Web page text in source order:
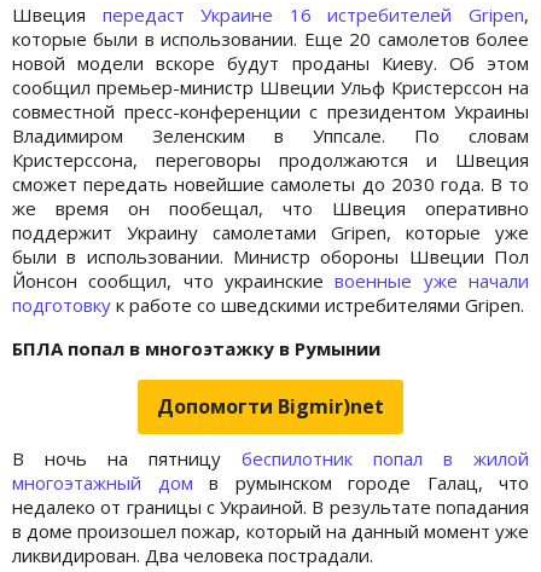
Швеция передаст Украине 16 истребителей Gripen,
которые были в использовании. Еще 20 самолетов более
новой модели вскоре будут проданы Киеву. Об этом
сообщил премьер-министр Швеции Ульф Кристерссон на
совместной пресс-конференции с президентом Украины
Владимиром Зеленским в Уппсале. По словам
Кристерссона, переговоры продолжаются и Швеция
сможет передать новейшие самолеты до 2030 года. В то
же время он пообещал, что Швеция оперативно
поддержит Украину самолетами Gripen, которые уже
были в использовании. Министр обороны Швеции Пол
Йонсон сообщил, что украинскиевоенные уже начали
подготовку к работе со шведскими истребителями Gripen.
БПЛА попал в многоэтажку в Румынии
Допомогти Bigmir)net
В ночь на пятницу беспилотник попал в жилой
многоэтажный дом в румынском городе Галац, что
недалеко от границы с Украиной. В результате попадания
в доме произошел пожар, который на данный момент уже
ликвидирован. Два человека пострадали.